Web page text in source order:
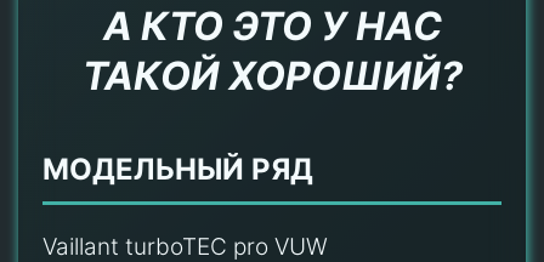
А КТО ЭТО У НАС
ТАКОЙ ХОРОШИЙ?
МОДЕЛЬНЫЙ РЯД
Vaillant turboTEC pro VUW